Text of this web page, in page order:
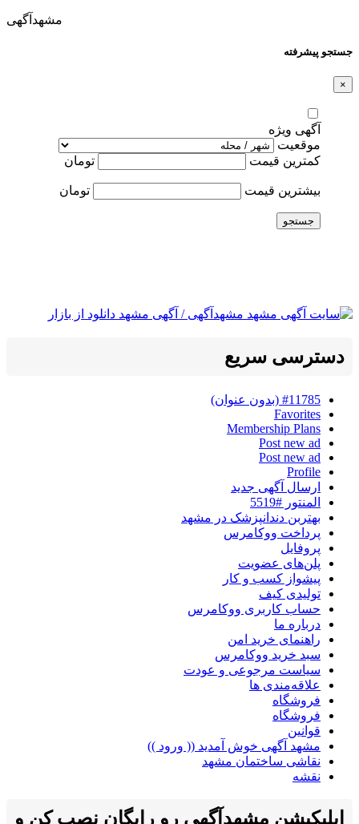
مشهدآگهی
جستجو پیشرفته
×
آگهی ویژه
موقعیت
کمترین قیمت
تومان
بیشترین قیمت تومان
جستجو
دسترسی سریع
#11785 (بدون عنوان)
Favorites
Membership Plans
Post new ad
Post new ad
Profile
ارسال آگهی جدید
المنتور #5519
بهتربن دندانپزشک در مشهد
پرداخت ووکامرس
پروفایل
پلن‌های عضویت
پیشواز کسب و کار
تولیدی کیف
حساب کاربری ووکامرس
درباره ما
راهنمای خرید امن
سبد خرید ووکامرس
سیاست مرجوعی و عودت
علاقه‌مندی ها
فروشگاه
فروشگاه
قوانین
مشهد آگهی خوش آمدید (( ورود ))
نقاشی ساختمان مشهد
نقشه
اپلیکیشن مشهدآگهی رو رایگان نصب کن و